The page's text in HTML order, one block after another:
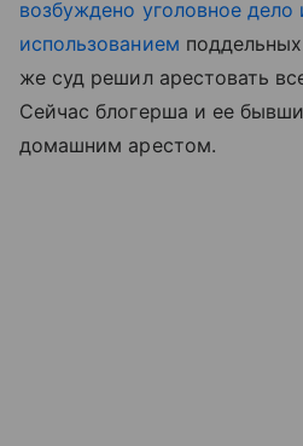
возбуждено уголовное дело
использованием
же суд решил арестовать
Сейчас блогерша и ее
домашним арестом.